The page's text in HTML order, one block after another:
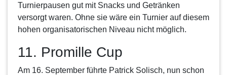
Turnierpausen gut mit Snacks und Getränken
versorgt waren. Ohne sie wäre ein Turnier auf diesem
hohen organisatorischen Niveau nicht möglich.
11. Promille Cup
Am 16. September führte Patrick Solisch, nun schon